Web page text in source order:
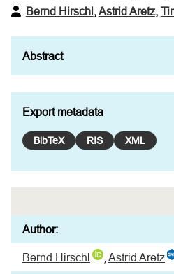
Bernd Hirschl,Astrid Aretz,
Export metadata
BibTeX RIS XML
Author:
Bernd Hirschl Astrid Aretz